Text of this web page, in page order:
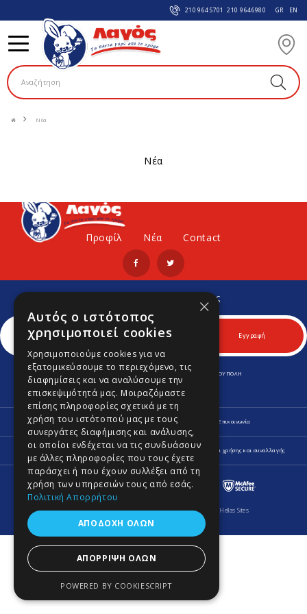
210 9645701 210 9646980 GR EN
Νέα
νέα
Προφίλ Νέα Contact
Εγγραφείτε στο Νewsletter μας
Για να μαθαίνετε πρώτοι νέα και προσφορές μας.
Εγγραφή
ΛΕΩΦ. ΚΥΠΡΟΥ 170 & ΚΟΜΝΗΝΩΝ 70, Τ.Κ. 164 52 ΑΡΓΥΡΟΥΠΟΛΗ
Τηλ.210 9645701-210 9646980
210 9645702
info@lagospainting.gr
Προφίλ Νέα Οδηγίες Ψυχολογία Χρωμάτων Επικοινωνία
Πληροφορίες Αποστολής και Επιστροφών Δήλωση Απορρήτου Όροι χρήσης και συναλλαγής
© 2026 Lagos Painting. All Rights Reserved.Κατασκευή e-shop Hellas Sites
×
Αυτός ο ιστότοπος
χρησιμοποιεί cookies
Χρησιμοποιούμε cookies για να
εξατομικεύσουμε το περιεχόμενο, τις
διαφημίσεις και να αναλύσουμε την
επισκεψιμότητά μας. Μοιραζόμαστε
επίσης πληροφορίες σχετικά με τη
χρήση του ιστότοπού μας με τους
συνεργάτες διαφήμισης και ανάλυσης,
οι οποίοι ενδέχεται να τις συνδυάσουν
με άλλες πληροφορίες που τους έχετε
παράσχει ή που έχουν συλλέξει από τη
χρήση των υπηρεσιών τους από εσάς.
Πολιτική Απορρήτου
ΑΠΟΔΟΧΉ ΌΛΩΝ
ΑΠΌΡΡΙΨΗ ΌΛΩΝ
POWERED BY COOKIESCRIPT